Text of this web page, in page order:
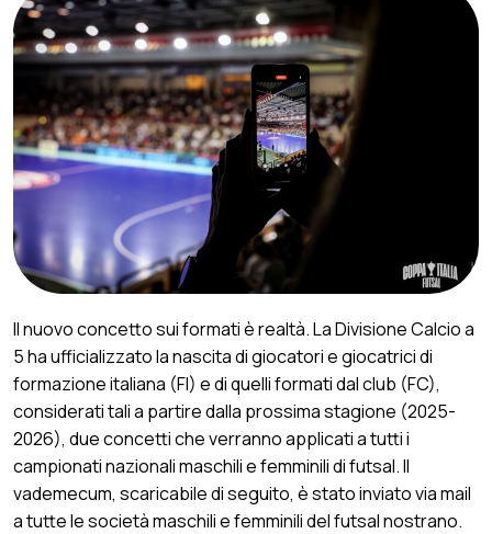
Il nuovo concetto sui formati è realtà. La Divisione Calcio a
5 ha ufficializzato la nascita di giocatori e giocatrici di
formazione italiana (FI) e di quelli formati dal club (FC),
considerati tali a partire dalla prossima stagione (2025-
2026), due concetti che verranno applicati a tutti i
campionati nazionali maschili e femminili di futsal. Il
vademecum, scaricabile di seguito, è stato inviato via mail
a tutte le società maschili e femminili del futsal nostrano.